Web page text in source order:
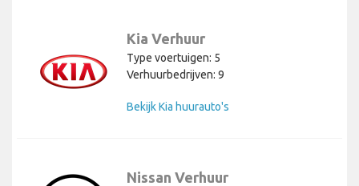
Kia Verhuur
Type voertuigen: 5
Verhuurbedrijven: 9
Bekijk Kia huurauto's
Nissan Verhuur